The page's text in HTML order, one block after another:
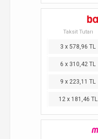
Taksit Tutarı
3 x 578,96 TL
6 x 310,42 TL
9 x 223,11 TL
12 x 181,46 TL